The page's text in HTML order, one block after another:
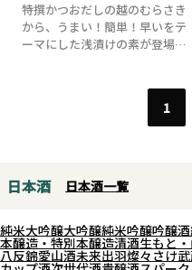
特撰かつおだしの越のむらさき
から、うまい！簡単！早いをテ
ーマにした浅漬けの素が登場！
1
日本酒 日本酒一覧
純米大吟醸大吟醸純米吟醸吟醸酒
本醸造・特別本醸造清酒生もと
八反錦愛山酒未来出羽燦々さけ